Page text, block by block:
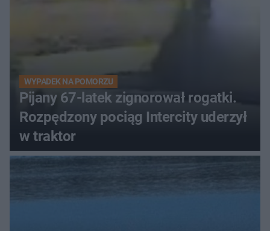
WYPADEK NA POMORZU
Pijany 67-latek zignorował rogatki.
Rozpędzony pociąg Intercity uderzył
w traktor